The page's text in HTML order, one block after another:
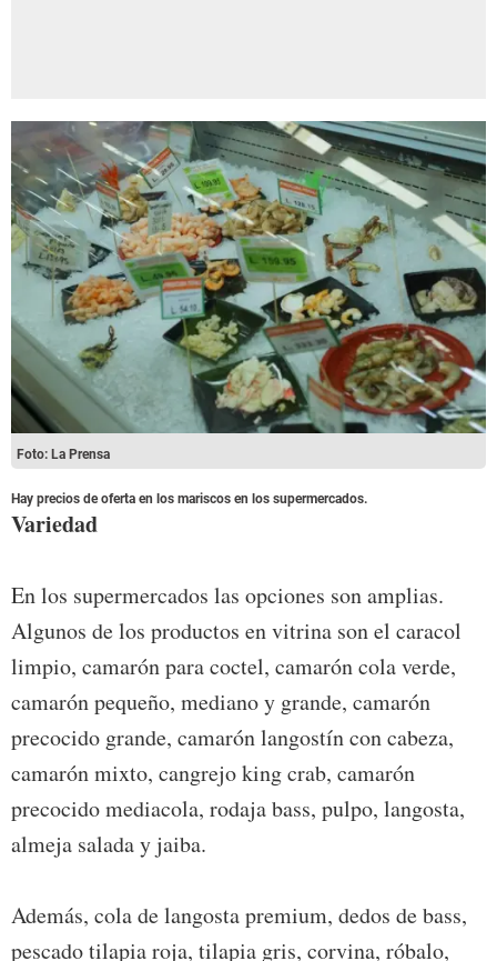
Foto: La Prensa
Hay precios de oferta en los mariscos en los supermercados.
Variedad
En los supermercados las opciones son amplias.
Algunos de los productos en vitrina son el caracol
limpio, camarón para coctel, camarón cola verde,
camarón pequeño, mediano y grande, camarón
precocido grande, camarón langostín con cabeza,
camarón mixto, cangrejo king crab, camarón
precocido mediacola, rodaja bass, pulpo, langosta,
almeja salada y jaiba.
Además, cola de langosta premium, dedos de bass,
pescado tilapia roja, tilapia gris, corvina, róbalo,